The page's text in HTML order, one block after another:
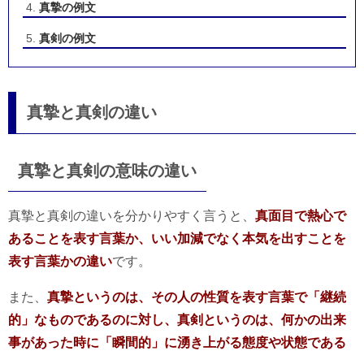
真摯の例文
真剣の例文
真摯と真剣の違い
真摯と真剣の意味の違い
真摯と真剣の違いを分かりやすく言うと、 真面目で熱心で
あることを表す言葉か、いい加減でなく本気を出すことを
表す言葉かの違いです。
また、 真摯というのは、その人の性質を表す言葉で「継続
的」なものであるのに対し、真剣というのは、何かの出来
事があった時に「瞬間的」に湧き上がる態度や状態である